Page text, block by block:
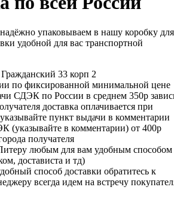
упаковываем в нашу коробку для
удобной для вас транспортной
33 корп 2
по фиксированной минимальной цене
СДЭК по России в среднем 350р
доставка оплачивается при
пункт выдачи в комментарии
(указывайте в комментарии) от 400р
получателя
любым для вам удобным способом
достависта и тд)
способ доставки обратитесь к
всегда идем на встречу